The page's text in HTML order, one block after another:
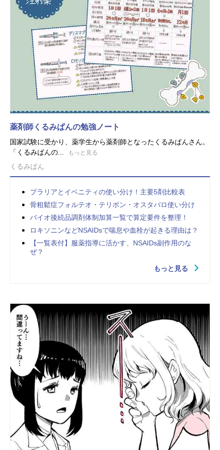
薬剤師くるみぱんの勉強ノート
国家試験に受かり、薬学生から薬剤師となったくるみぱんさん。
「くるみぱんの...
もっと見る
くるみぱん
プラリアとイベニティの使い分け！主要5剤比較表
骨粗鬆症フォルテオ・テリボン・オスタバロ使い分け
バイオ後続品調剤体制加算一覧で算定要件を整理！
ロキソニンなどNSAIDsで喘息や血栓が起きる理由は？
【一覧表付】服薬指導に活かす、NSAIDs副作用のな
ぜ？
もっと見る